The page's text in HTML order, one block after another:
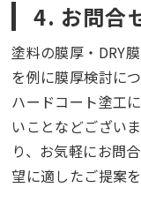
4. お問合
塗料の膜厚・DRY
を例に膜厚検討に
ハードコート塗工
いことなどござい
り、お気軽にお問
望に適したご提案